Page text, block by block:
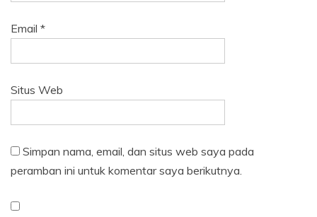
Email *
Situs Web
Simpan nama, email, dan situs web saya pada
peramban ini untuk komentar saya berikutnya.